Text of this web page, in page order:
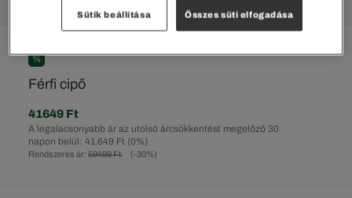
%
Férfi cipő
Rendszeres ár: 59499 Ft (-30%)
A legalacsonyabb ár az utolsó árcsökkentést megelőző 30
napon belül: 41.649 Ft (0%)
41649 Ft
Sütik beállítása Összes süti elfogadása